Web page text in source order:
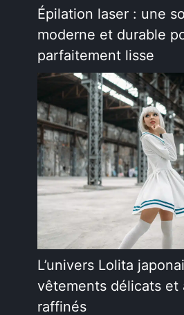
Épilation laser : une
moderne et durable
parfaitement lisse
L’univers Lolita
vêtements délicats et
raffinés